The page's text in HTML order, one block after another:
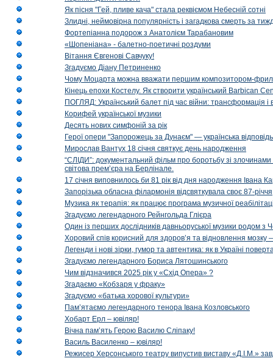
Як пісня "Гей, пливе кача" стала реквіємом Небесній сотні
Злидні, неймовірна популярність і загадкова смерть за
Фортепіанна подорож з Анатолієм Тарабановим
«Шопеніана» - балетно-поетичні роздуми
Вітання Євгенові Савчуку!
Згадуємо Діану Петриненко
Чому Моцарта можна вважати першим композитором-
Кінець епохи Костелу. Як створити український Barbican
ПОГЛЯД: Український балет під час війни: трансформація і
Корифей української музики
Десять нових симфоній за рік
Герої опери "Запорожець за Дунаєм" — українська
Мирослав Вантух 18 січня святкує день народження
“СЛІДИ”: документальний фільм про боротьбу зі
світова прем’єра на Берлінале.
17 січня виповнилось би 81 рік від дня народження Івана
Запорізька обласна філармонія відсвяткувала своє 87-річчя
Музика як терапія: як працює програма музичної
Згадуємо легендарного Рейнгольда Глієра
Один із перших дослідників давньоруської музики родом з
Хоровий спів корисний для здоров’я та відновлення мозку
Легенди і нові зірки, гумор та автентика: як в Україні
Згадуємо легендарного Бориса Лятошинського
Чим відзначився 2025 рік у «Схід Опера» ?
Згадаємо «Кобзаря у фраку»
Згадуємо «батька хорової культури»
Пам’ятаємо легендарного тенора Івана Козловського
Хобарт Ерл – ювіляр!
Вічна пам’ять Герою Василю Сліпаку!
Василь Василенко – ювіляр!
Режисер Херсонського театру випустив виставу «Д.І.М.»